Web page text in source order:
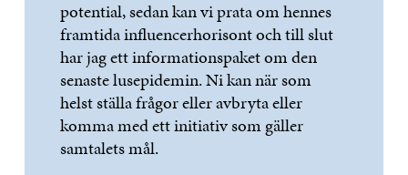
potential, sedan kan vi prata om hennes
framtida influencerhorisont och till slut
har jag ett informationspaket om den
senaste lusepidemin. Ni kan när som
helst ställa frågor eller avbryta eller
komma med ett initiativ som gäller
samtalets mål.